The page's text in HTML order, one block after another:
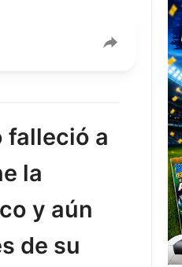
falleció a
la
y aún
de su